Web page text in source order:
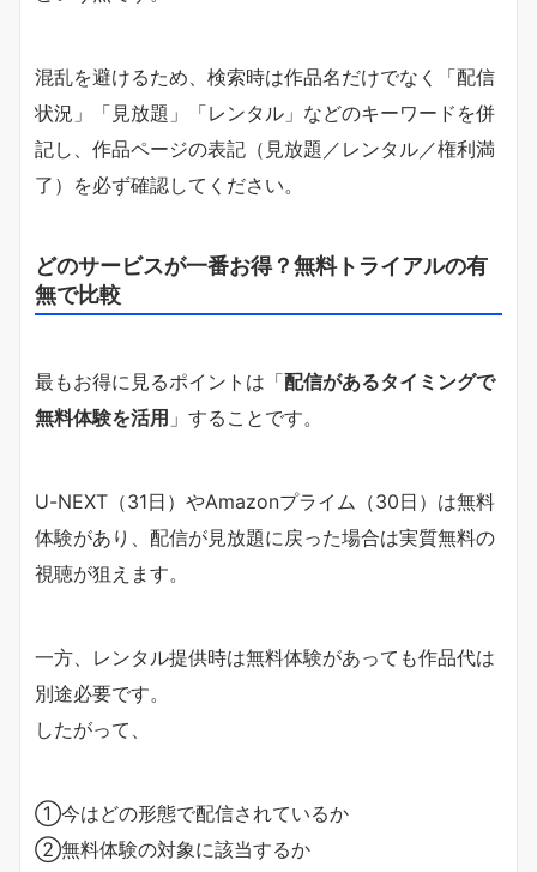
混乱を避けるため、検索時は作品名だけでなく「配信
状況」「見放題」「レンタル」などのキーワードを併
記し、作品ページの表記（見放題／レンタル／権利満
了）を必ず確認してください。
どのサービスが一番お得？無料トライアルの有
無で比較
最もお得に見るポイントは「配信があるタイミングで
無料体験を活用 」することです。
U-NEXT（31日）やAmazonプライム（30日）は無料
体験があり、配信が見放題に戻った場合は実質無料の
視聴が狙えます。
一方、レンタル提供時は無料体験があっても作品代は
別途必要です。
したがって、
①今はどの形態で配信されているか
②無料体験の対象に該当するか